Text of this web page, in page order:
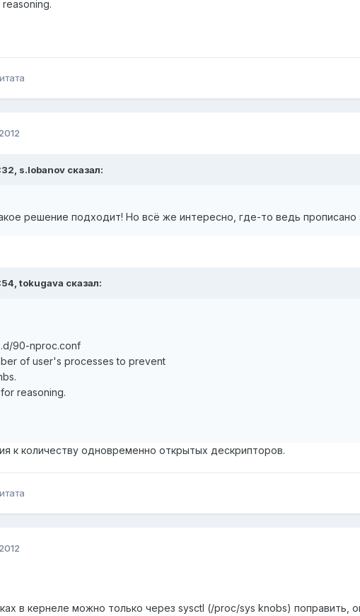
s.lobanov сказал:
решение подходит! Но всё же интересно, где-то ведь прописано
tokugava сказал:
90-nproc.conf
of user's processes to prevent
reasoning.
к количеству одновременно открытых дескрипторов.
в кернеле можно только через sysctl (/proc/sys knobs) поправить,